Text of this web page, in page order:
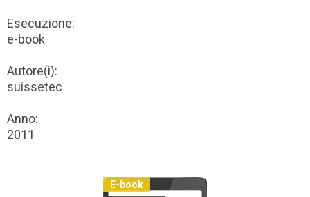
Esecuzione:
e-book
Autore(i):
suissetec
Anno:
2011
E-book